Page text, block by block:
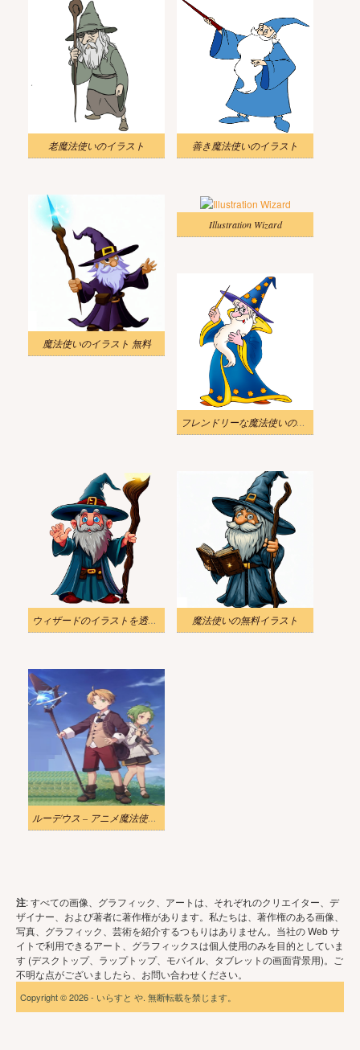
老魔法使いのイラスト 善き魔法使いのイラスト
魔法使いのイラスト 無料
Illustration Wizard
フレンドリーな魔法使いのイラストPng
ウィザードのイラストを透明にダウンロード 魔法使いの無料イラスト
ルーデウス – アニメ魔法使いのイラスト
注: すべての画像、グラフィック、アートは、それぞれのクリエイター、デ
ザイナー、および著者に著作権があります。私たちは、著作権のある画像、
写真、グラフィック、芸術を紹介するつもりはありません。当社の Web サ
イトで利用できるアート、グラフィックスは個人使用のみを目的としていま
す (デスクトップ、ラップトップ、モバイル、タブレットの画面背景用)。ご
不明な点がございましたら、お問い合わせください。
Copyright © 2026 - いらすと や. 無断転載を禁じます。